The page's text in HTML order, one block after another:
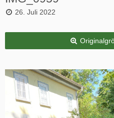
26. Juli 2022